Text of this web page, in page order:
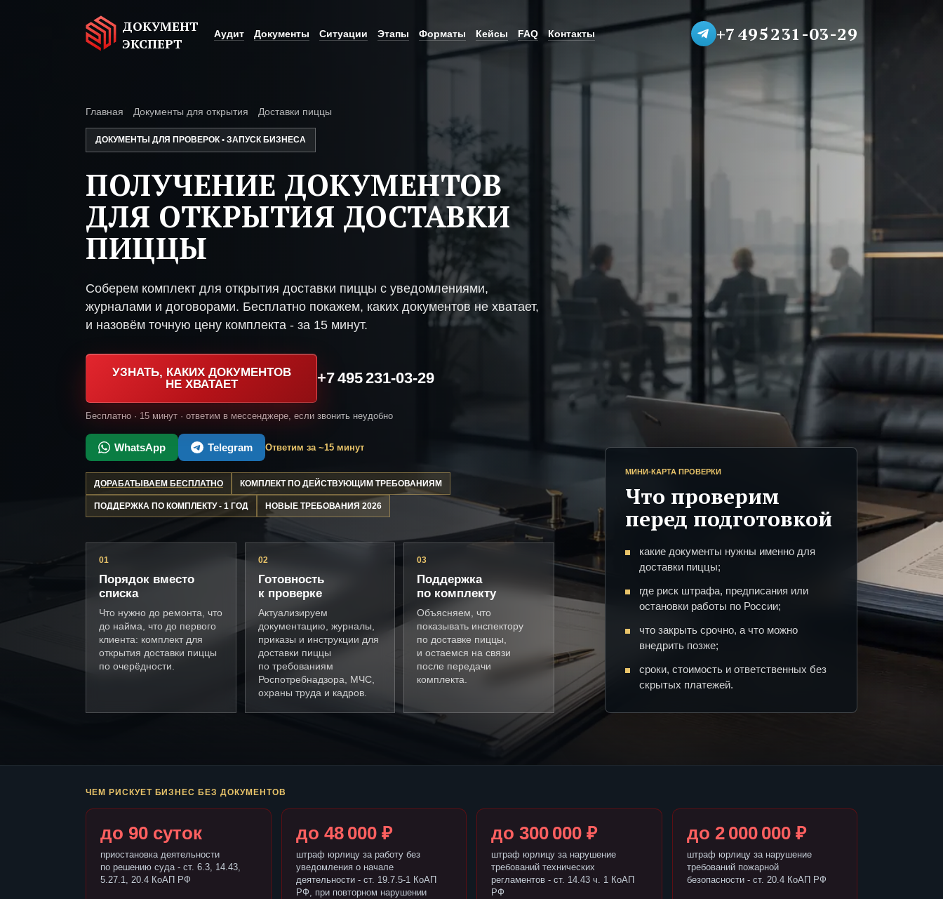
ДОКУМЕНТ
ЭКСПЕРТ
Аудит Документы Ситуации Этапы Форматы Кейсы FAQ Контакты +7 495 231-03-29
Главная Документы для открытия Доставки пиццы
ДОКУМЕНТЫ ДЛЯ ПРОВЕРОК • ЗАПУСК БИЗНЕСА
ПОЛУЧЕНИЕ ДОКУМЕНТОВ
ДЛЯ ОТКРЫТИЯ ДОСТАВКИ
ПИЦЦЫ
Соберем комплект для открытия доставки пиццы с уведомлениями,
журналами и договорами. Бесплатно покажем, каких документов не хватает,
и назовём точную цену комплекта - за 15 минут.
УЗНАТЬ, КАКИХ ДОКУМЕНТОВ
НЕ ХВАТАЕТ
+7 495 231-03-29
Бесплатно · 15 минут · ответим в мессенджере, если звонить неудобно
WhatsApp Telegram Ответим за ~15 минут
ДОРАБАТЫВАЕМ БЕСПЛАТНО КОМПЛЕКТ ПО ДЕЙСТВУЮЩИМ ТРЕБОВАНИЯМ
ПОДДЕРЖКА ПО КОМПЛЕКТУ - 1 ГОД НОВЫЕ ТРЕБОВАНИЯ 2026
01
Порядок вместо
списка
Что нужно до ремонта, что
до найма, что до первого
клиента: комплект для
открытия доставки пиццы
по очерёдности.
02
Готовность
к проверке
Актуализируем
документацию, журналы,
приказы и инструкции для
доставки пиццы
по требованиям
Роспотребнадзора, МЧС,
охраны труда и кадров.
03
Поддержка
по комплекту
Объясняем, что
показывать инспектору
по доставке пиццы,
и остаемся на связи
после передачи
комплекта.
МИНИ-КАРТА ПРОВЕРКИ
Что проверим
перед подготовкой
какие документы нужны именно для
доставки пиццы;
где риск штрафа, предписания или
остановки работы по России;
что закрыть срочно, а что можно
внедрить позже;
сроки, стоимость и ответственных без
скрытых платежей.
ЧЕМ РИСКУЕТ БИЗНЕС БЕЗ ДОКУМЕНТОВ
до 90 суток
приостановка деятельности
по решению суда - ст. 6.3, 14.43,
5.27.1, 20.4 КоАП РФ
до 48 000 ₽
штраф юрлицу за работу без
уведомления о начале
деятельности - ст. 19.7.5-1 КоАП
РФ, при повторном нарушении
до 300 000 ₽
штраф юрлицу за нарушение
требований технических
регламентов - ст. 14.43 ч. 1 КоАП
РФ
до 2 000 000 ₽
штраф юрлицу за нарушение
требований пожарной
безопасности - ст. 20.4 КоАП РФ